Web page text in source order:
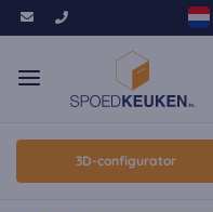
3D-configurator